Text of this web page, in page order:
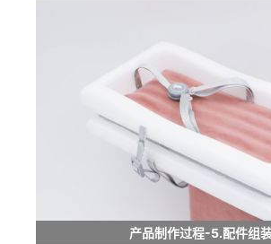
产品制作过程-5.配件组